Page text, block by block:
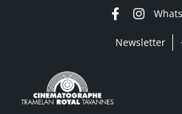
Newsletter
AccueilContact